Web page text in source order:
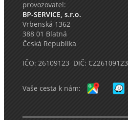
provozovatel:
BP-SERVICE, s.r.o.
Vrbenská 1362
388 01 Blatná
Česká Republika
IČO: 26109123 DIČ: CZ26109123
Vaše cesta k nám: